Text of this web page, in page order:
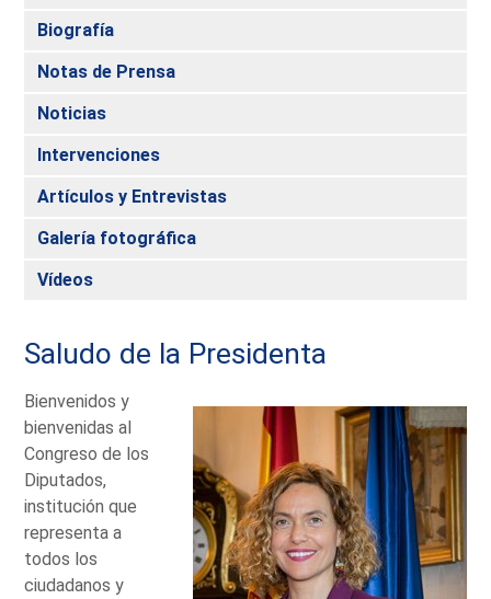
Biografía
Notas de Prensa
Noticias
Intervenciones
Artículos y Entrevistas
Galería fotográfica
Vídeos
Saludo de la Presidenta
Bienvenidos y
bienvenidas al
Congreso de los
Diputados,
institución que
representa a
todos los
ciudadanos y